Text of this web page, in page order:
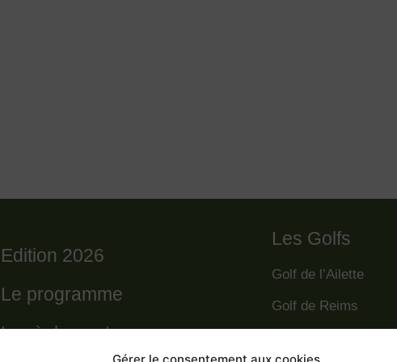
Edition 2026
Le programme
Le règlement
Les Golfs
Golf de l’Ailette
Golf de Reims